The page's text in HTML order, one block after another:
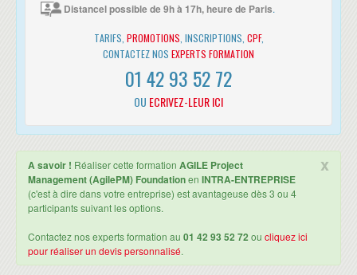
Distancel possible de 9h à 17h, heure de Paris.
TARIFS, PROMOTIONS , INSCRIPTIONS, CPF,
CONTACTEZ NOS EXPERTS FORMATION
01 42 93 52 72
OU ECRIVEZ-LEUR ICI
x
A savoir ! Réaliser cette formation AGILE Project
Management (AgilePM) Foundationen INTRA-ENTREPRISE
(c'est à dire dans votre entreprise) est avantageuse dès 3 ou 4
participants suivant les options.
Contactez nos experts formation au 01 42 93 52 72 ou cliquez ici
pour réaliser un devis personnalisé.